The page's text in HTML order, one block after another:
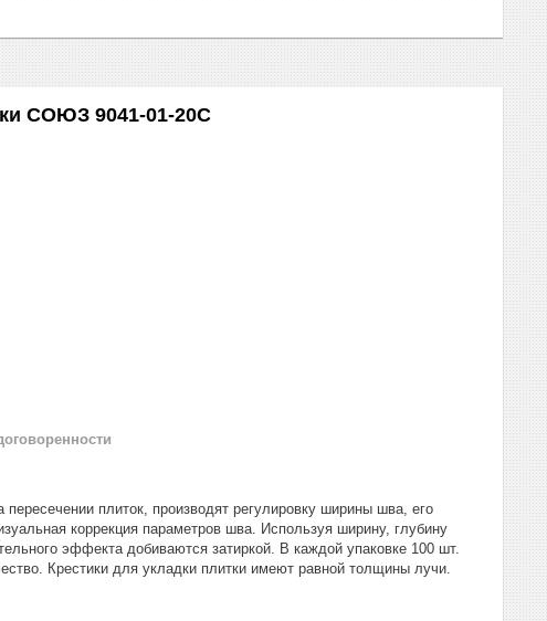
СОЮЗ 9041-01-20С
плиток, производят регулировку ширины шва, его
коррекция параметров шва. Используя ширину, глубину
эффекта добиваются затиркой. В каждой упаковке 100 шт.
Крестики для укладки плитки имеют равной толщины лучи.